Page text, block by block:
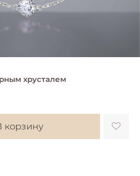
хрусталем
корзину